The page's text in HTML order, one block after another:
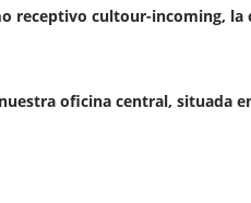
receptivo cultour-incoming, la
oficina central, situada